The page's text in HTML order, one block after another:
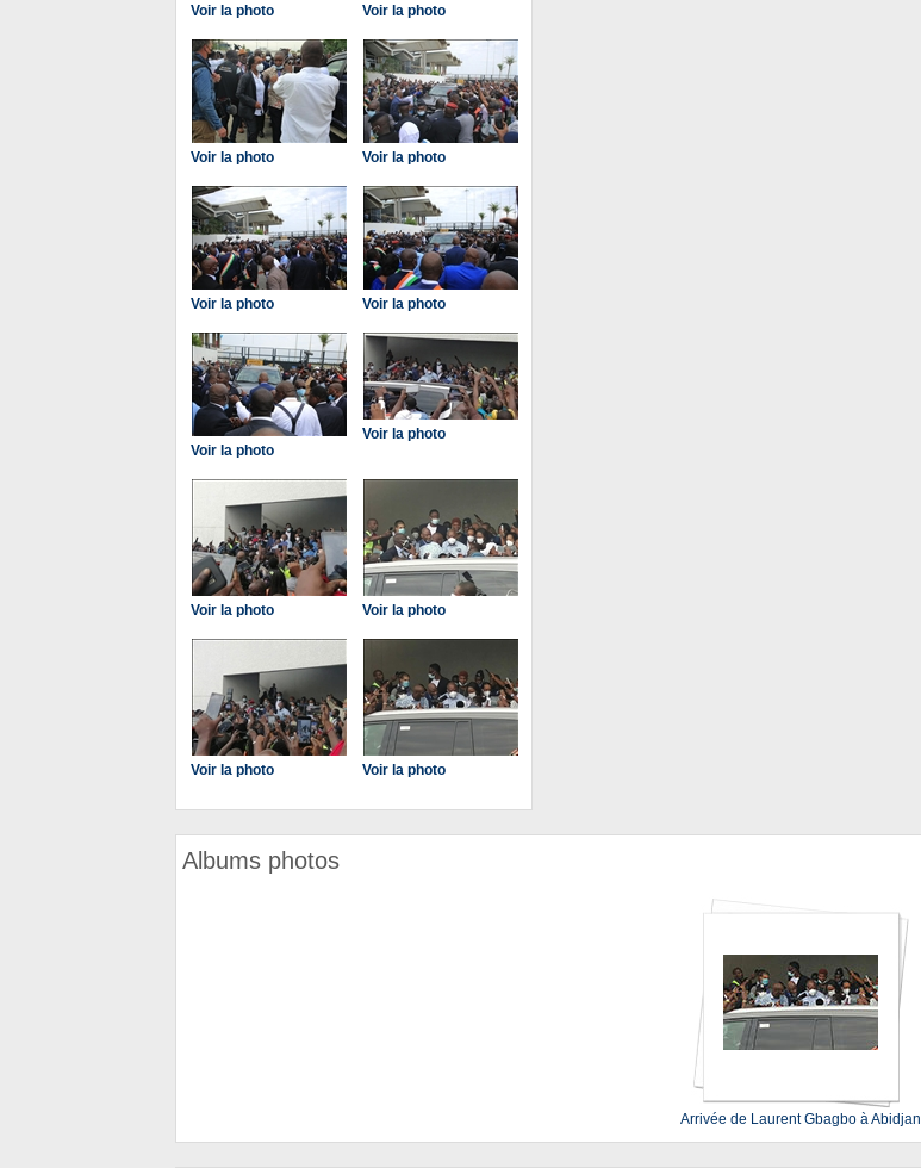
Voir la photo Voir la photo
Voir la photo Voir la photo
Voir la photo Voir la photo
Voir la photo
Voir la photo
Voir la photo Voir la photo
Voir la photo Voir la photo
Albums photos
Arrivée de Laurent Gbagbo à Abidjan